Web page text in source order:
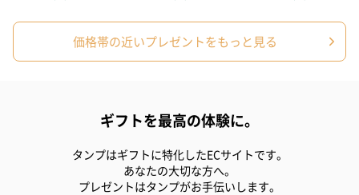
価格帯の近いプレゼントをもっと見る
ギフトを最高の体験に。
タンプはギフトに特化したECサイトです。
あなたの大切な方へ。
プレゼントはタンプがお手伝いします。